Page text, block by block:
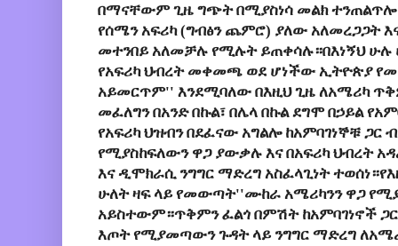
በማናቸውም ጊዜ ግጭት በሚያስነሳ መልክ ተንጠልጥሎ
የሰሜን አፍሪካ (ግብፅን ጨምሮ) ያለው አለመረጋጋት
መተንበይ አለመቻሉ የሚሉት ይጠቀሳሉ።በእነኝህ ሁሉ
የአፍሪካ ህብረት መቀመጫ ወደ ሆነችው ኢትዮጵያ
አይመርጥም'' እንደሚባለው በእዚህ ጊዜ ለአሜሪካ
መፈለግን በአንድ በኩል፣ በሌላ በኩል ደግሞ በኃይል
የአፍሪካ ህዝብን በደፈናው አግልሎ ከአምባገነኞቹ
የሚያስከፍለውን ዋጋ ያውቃሉ እና በአፍሪካ ህብረት
እና ዲሞክራሲ ንግግር ማድረግ አስፈላጊነት ተወሰነ።
ሁለት ዛፍ ላይ የመውጣት''ሙከራ አሜሪካንን ዋጋ
አይስተውም።ጥቅምን ፈልጎ በምሽት ከአምባገነኖች
እጦት የሚያመጣውን ጉዳት ላይ ንግግር ማድረግ